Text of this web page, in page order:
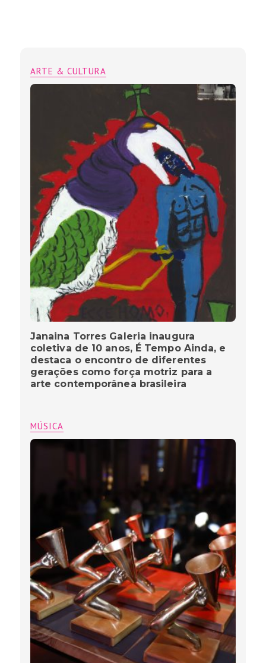
ARTE & CULTURA
Janaina Torres Galeria inaugura
coletiva de 10 anos, É Tempo Ainda, e
destaca o encontro de diferentes
gerações como força motriz para a
arte contemporânea brasileira
MÚSICA